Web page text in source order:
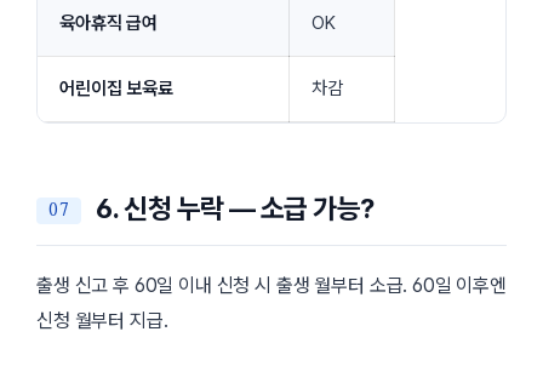
육아휴직 급여 OK
어린이집 보육료 차감
6. 신청 누락 — 소급 가능?
출생 신고 후 60일 이내 신청 시 출생 월부터 소급. 60일 이후엔
신청 월부터 지급.